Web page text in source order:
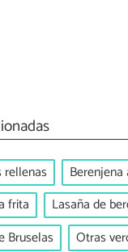
rellenas
frita
Lasaña de
Bruselas
Otras